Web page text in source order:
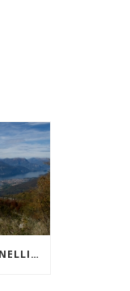
PIANI DEI RESINELLI_ FORCELLINO_VISTA VERSO NORD